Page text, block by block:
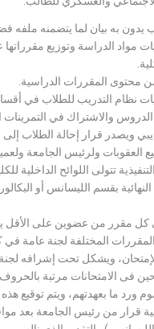
به بيان لما يتضمنه ملفه
مواد الدراسة وتوزيع
محتوى المقررات الدراسية.
نظام التدريب للطلاب في
والاشتراك في التمرينات
ويصدر قرار إحالة الطلاب
العقوبات ولرئيس الجامعة
تتولى اللوائح الداخلية
النهائية بقسم الليسانس أو
كل مقرر من عضوين على الأقل
المختلفة لجنة عامة
ويشكل تحت إشرافه لجنة
فى الامتحانات مرتبة بالحروف
ورد ما بعهدتهم، ويتم توقيع
قرار من رئيس الجامعة بعد